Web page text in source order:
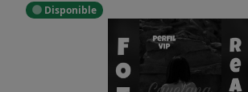
Disponible